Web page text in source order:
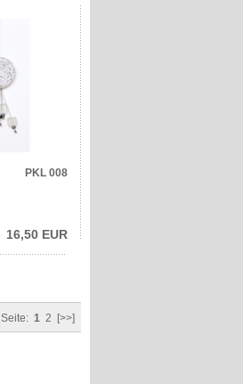
PKL 008
16,50 EUR
Seite: 1 2 [>>]